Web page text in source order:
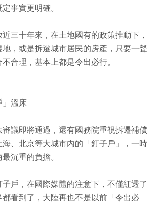
事實更明確。
三十年來，在土地國有的政策推動下，
，或是拆遷城市居民的房產，只要一聲
合理，基本上都是令出必行。
」溫床
議即將通過，還有國務院重視拆遷補償
海、北京等大城市內的「釘子戶」，一時
沉重的負擔。
戶，在國際媒體的注意下，不僅紅透了
看到了，大陸再也不是以前「令出必